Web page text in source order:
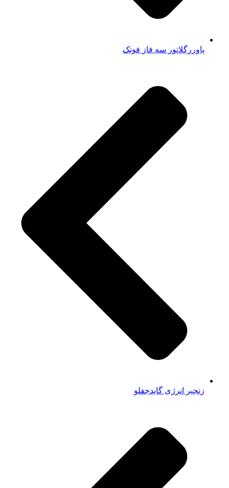
پاوررگلاتور سه فاز فوتک
زنجیر انرژی گایدجفلو